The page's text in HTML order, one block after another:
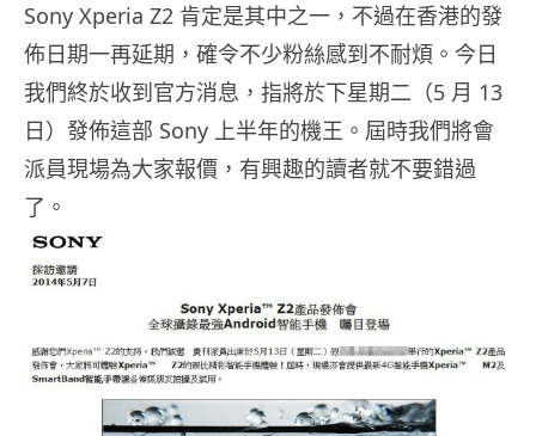
Sony Xperia Z2 肯定是其中之一，不過在香港的發
佈日期一再延期，確令不少粉絲感到不耐煩。今日
我們終於收到官方消息，指將於下星期二（5 月 13
日）發佈這部 Sony 上半年的機王。屆時我們將會
派員現場為大家報價，有興趣的讀者就不要錯過
了。